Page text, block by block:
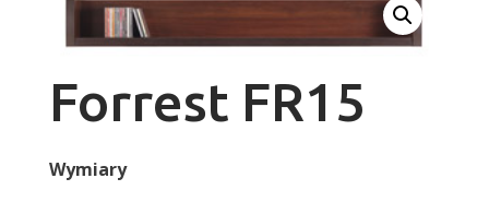
Forrest FR15
Wymiary